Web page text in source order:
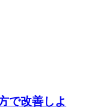
で改善しよ